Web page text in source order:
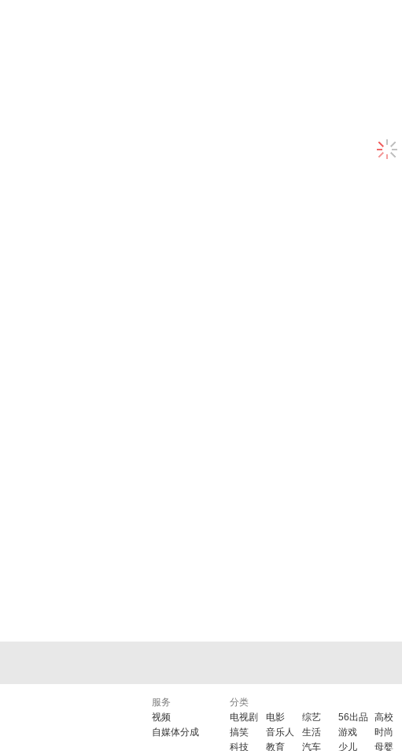
服务
视频
自媒体分成
分类
电视剧
电影 综艺 56出品 高校
搞笑
音乐人 生活 游戏 时尚
科技
教育 汽车 少儿 母婴